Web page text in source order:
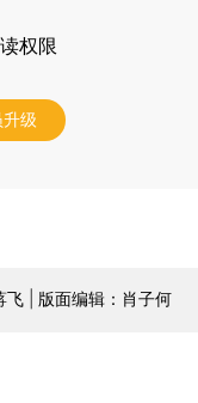
权限
级
飞 | 版面编辑：肖子何